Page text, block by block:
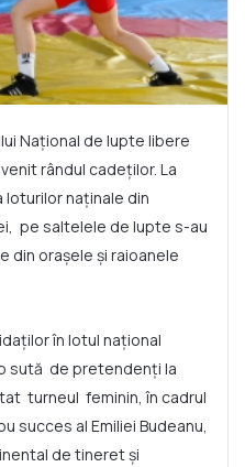
Naţional de lupte libere
rândul cadeților. La
naținale din
pe saltelele de lupte s-au
din orașele și raioanele
în lotul național
sută de pretendenți la
turneul feminin, în cadrul
succes al Emiliei Budeanu,
de tineret şi